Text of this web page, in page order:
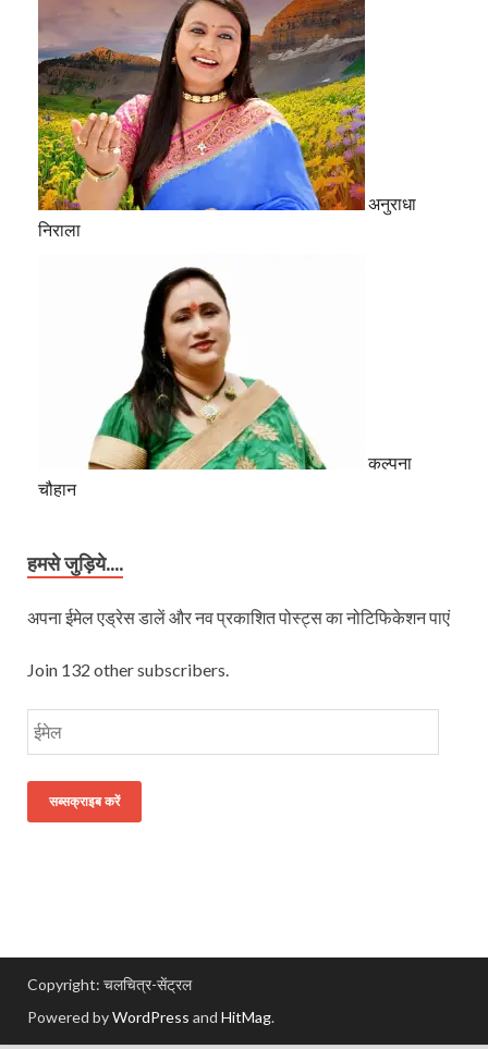
अनुराधा
निराला
कल्पना
चौहान
हमसे जुड़िये....
अपना ईमेल एड्रेस डालें और नव प्रकाशित पोस्ट्स का नोटिफिकेशन पाएं
Join 132 other subscribers.
सब्सक्राइब करें
Copyright: चलचित्र-सेंट्रल
Powered byWordPress and HitMag.